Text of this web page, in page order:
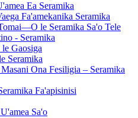
Ea Seramika
Fa'amekanika Seramika
le Seramika Sa'o Tele
- Seramika
Gaosiga
Seramika
Ona Fesiligia – Seramika
Fa'apisinisi
Sa'o